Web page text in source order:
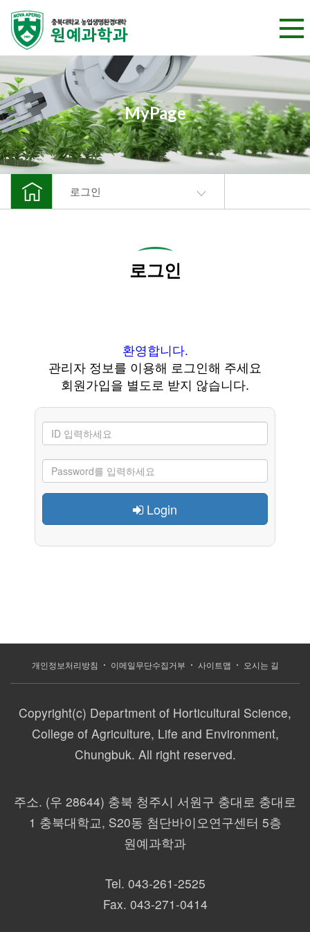
MyPage
로그인
로그인
환영합니다.
관리자 정보를 이용해 로그인해 주세요
회원가입을 별도로 받지 않습니다.
Login
개인정보처리방침 이메일무단수집거부 사이트맵 오시는 길
Copyright(c) Department of Horticultural Science,
College of Agriculture, Life and Environment,
Chungbuk. All right reserved.
주소. (우 28644) 충북 청주시 서원구 충대로 충대로
1 충북대학교, S20동 첨단바이오연구센터 5층
원예과학과
Tel. 043-261-2525
Fax. 043-271-0414